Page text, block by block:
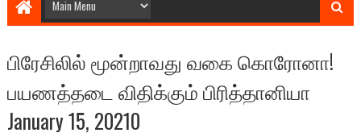
பிரேசிலில் மூன்றாவது வகை கொரோனா!
பயணத்தடை விதிக்கும் பிரித்தானியா
January 15, 20210